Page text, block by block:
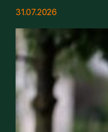
31.07.2026